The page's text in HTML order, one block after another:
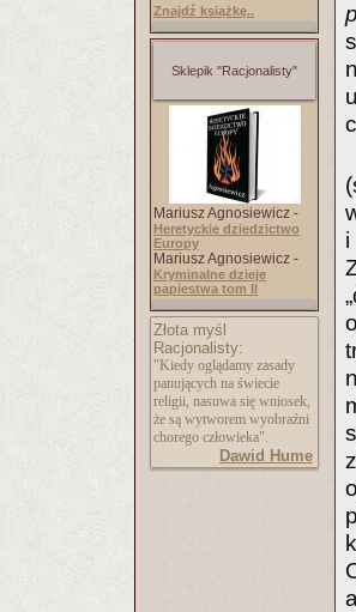
Znajdź książkę..
Sklepik "Racjonalisty"
Mariusz Agnosiewicz -
Heretyckie dziedzictwo
Europy
Mariusz Agnosiewicz -
Kryminalne dzieje
papiestwa tom II
Złota myśl
Racjonalisty:
"Kiedy oglądamy zasady
panujących na świecie
religii, nasuwa się wniosek,
że są wytworem wyobraźni
chorego człowieka".
Dawid Hume
i